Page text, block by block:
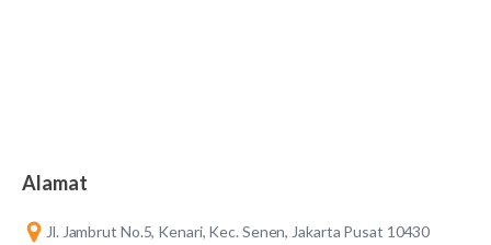
Alamat
Jl. Jambrut No.5, Kenari, Kec. Senen, Jakarta Pusat 10430